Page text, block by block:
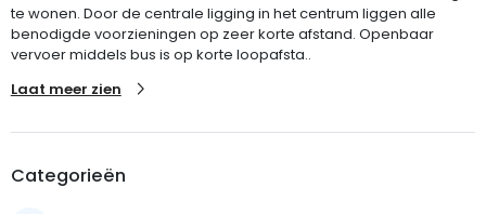
te wonen. Door de centrale ligging in het centrum liggen alle
benodigde voorzieningen op zeer korte afstand. Openbaar
vervoer middels bus is op korte loopafsta..
Laat meer zien
Categorieën